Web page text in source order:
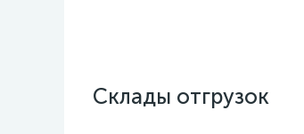
Склады отгрузок